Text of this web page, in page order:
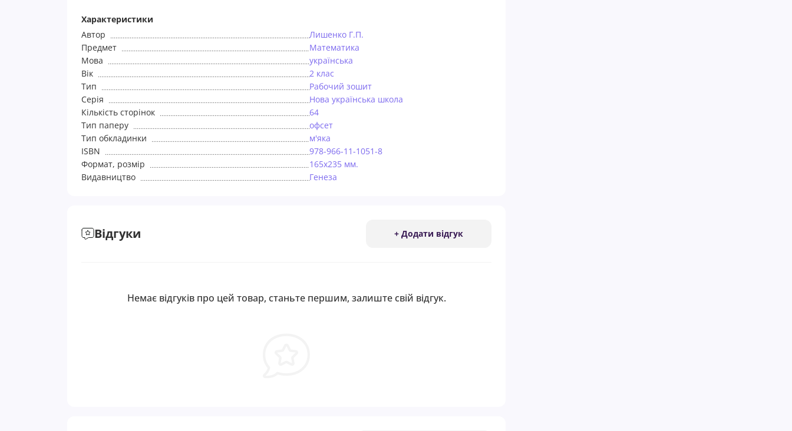
Характеристики
Автор
Лишенко Г.П.
Предмет
Математика
Мова
українська
Вік
2 клас
Тип
Рабочий зошит
Серія
Нова українська школа
Кількість сторінок
64
Тип паперу
офсет
Тип обкладинки
м'яка
ISBN
978-966-11-1051-8
Формат, розмір
165х235 мм.
Видавництво
Генеза
Відгуки + Додати відгук
Немає відгуків про цей товар, станьте першим, залиште свій відгук.